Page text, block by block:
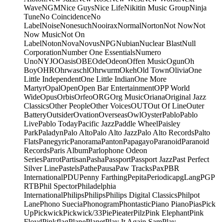
WaveNGMNice GuysNice LifeNikitin Music GroupNinja
TuneNo CoincidenceNo
LabelNoiseNonesuchNooiraxNormalNortonNot NowNot
Now MusicNot On
LabelNotonNovaNovusNPGNubianNuclear BlastNull
CorporationNumber One EssentialsNumero
UnoNYJOOasisOBEOdeOdeonOffen MusicOgunOh
BoyOHROhrwaschlOhrwurmOkehOld TownOliviaOne
Little IndependentOne Little IndianOne More
MartyrOpalOpenOpen Bar EntertainmentOPP World
WideOpusOrbisOrfeoORGOrg MusicOrianaOriginal Jazz
ClassicsOther PeopleOther VoicesOUTOut Of LineOuter
BatteryOutsiderOvationOverseasOwlOysterPabloPablo
LivePablo TodayPacific JazzPaddle WheelPaisley
ParkPaladynPalo AltoPalo Alto JazzPalo Alto RecordsPalto
FlatsPanegyricPanoramaPantonPapagayoParanoidParanoid
RecordsParis AlbumParlophone Odeon
SeriesParrotPartisanPashaPassportPassport JazzPast Perfect
Silver LinePastelsPathePausaPaw TracksPaxPBR
InternationalPDUPenny FarthingPepitaPeriodicapgLangPGP
RTBPhil SpectorPhiladelphia
InternationalPhilipsPhilipsPhilips Digital ClassicsPhilpot
LanePhono SueciaPhonogramPhontasticPiano PianoPiasPick
UpPickwickPickwick/33PiePieaterPilzPink ElephantPink